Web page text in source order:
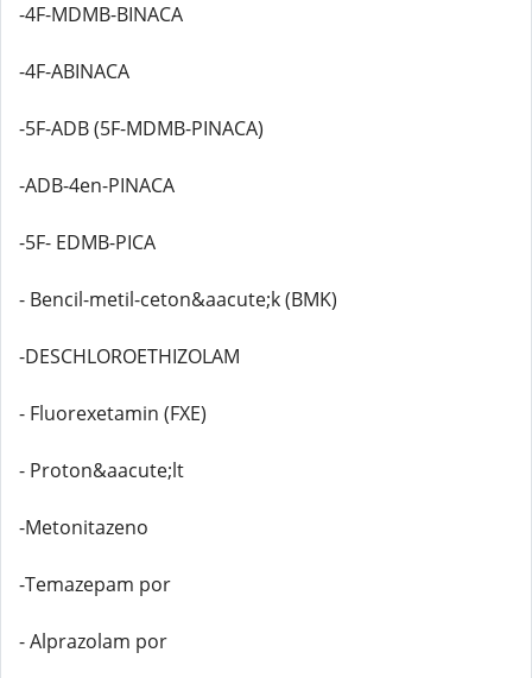
-4F-MDMB-BINACA
-4F-ABINACA
-5F-ADB (5F-MDMB-PINACA)
-ADB-4en-PINACA
-5F- EDMB-PICA
- Bencil-metil-ceton&aacute;k (BMK)
-DESCHLOROETHIZOLAM
- Fluorexetamin (FXE)
- Proton&aacute;lt
-Metonitazeno
-Temazepam por
- Alprazolam por